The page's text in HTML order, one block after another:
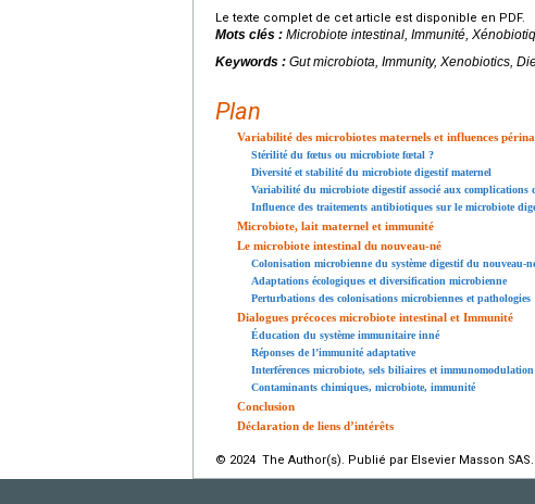
Le texte complet de cet article est disponible en PDF.
Mots clés : Microbiote intestinal, Immunité,
Keywords : Gut microbiota, Immunity, Xenobiotics,
Plan
Variabilité des microbiotes maternels et influences
Stérilité du fœtus ou microbiote fœtal ?
Diversité et stabilité du microbiote digestif maternel
Variabilité du microbiote digestif associé aux complications
Influence des traitements antibiotiques sur le microbiote
Microbiote, lait maternel et immunité
Le microbiote intestinal du nouveau-né
Colonisation microbienne du système digestif du nouveau-
Adaptations écologiques et diversification microbienne
Perturbations des colonisations microbiennes et pathologies
Dialogues précoces microbiote intestinal et Immunité
Éducation du système immunitaire inné
Réponses de l’immunité adaptative
Interférences microbiote, sels biliaires et immunomodulation
Contaminants chimiques, microbiote, immunité
Conclusion
Déclaration de liens d’intérêts
© 2024 The Author(s). Publié par Elsevier Masson